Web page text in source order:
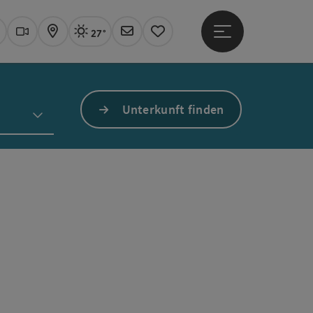
Webcams
KarteAktuelles Wetter Linz, sonnig
27°
Newsletter
Merkzettel
Hauptmenü öffnen
Unterkunft finden